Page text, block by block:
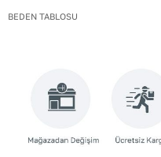
Menşei:Türkiye
Topuk Tipi:Dolgu Topuklu
arındırın. Hafif nemli bezle
BEDEN TABLOSU